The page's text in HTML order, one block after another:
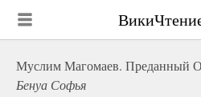
Муслим Магомаев. Преданный
Бенуа Софья